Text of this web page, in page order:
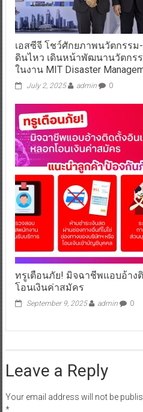
เอสซีจี โชว์ศักยภาพนวัตกรร
ดินไหว เดินหน้าพัฒนานวัตกร
ในงาน MIT Disaster
July 2, 2025 admin 0
ทรูเตือนภัย! มิจฉาชีพแอบอ้าง
โอนเงินค่าสมัคร
September 9, 2025 admin 0
Leave a Reply
Your email address will not be
*